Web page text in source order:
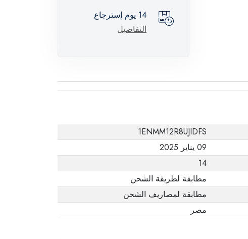
14 يوم إسترجاع
التفاصيل
1ENMM12R8UJIDFS
09 يناير 2025
14
مطابقة لطريقة الشحن
مطابقة لمصاريف الشحن
مصر